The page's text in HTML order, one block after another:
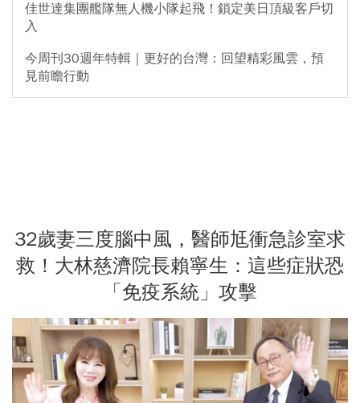
佳世達集團艦隊無人機小隊起飛！鎖定美日頂級客戶切
入
今周刊30週年特輯｜更好的台灣：回望精彩風雲，預
見前瞻行動
32歲妻三度腦中風，醫師尪衝急診室求
救！大林慈濟院長賴寧生：這些症狀恐
「免疫系統」攻擊